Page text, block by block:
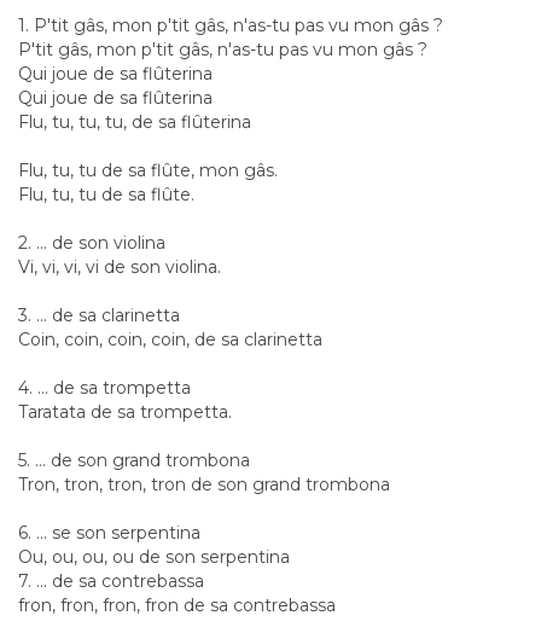
1. P'tit gâs, mon p'tit gâs, n'as-tu pas vu mon gâs ?
P'tit gâs, mon p'tit gâs, n'as-tu pas vu mon gâs ?
Qui joue de sa flûterina
Qui joue de sa flûterina
Flu, tu, tu, tu, de sa flûterina
Flu, tu, tu de sa flûte, mon gâs.
Flu, tu, tu de sa flûte.
2. ... de son violina
Vi, vi, vi, vi de son violina.
3. ... de sa clarinetta
Coin, coin, coin, coin, de sa clarinetta
4. ... de sa trompetta
Taratata de sa trompetta.
5. ... de son grand trombona
Tron, tron, tron, tron de son grand trombona
6. ... se son serpentina
Ou, ou, ou, ou de son serpentina
7. ... de sa contrebassa
fron, fron, fron, fron de sa contrebassa